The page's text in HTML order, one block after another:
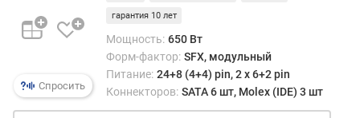
c
s
iСпросить
гарантия 10 лет
Мощность: 650 Вт
Форм-фактор: SFX, модульный
Питание: 24+8 (4+4) pin, 2 х 6+2 pin
Коннекторов: SATA 6 шт, Molex (IDE) 3 шт